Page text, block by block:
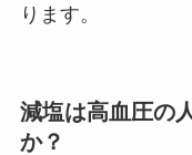
ります。
減塩は高血圧の
か？